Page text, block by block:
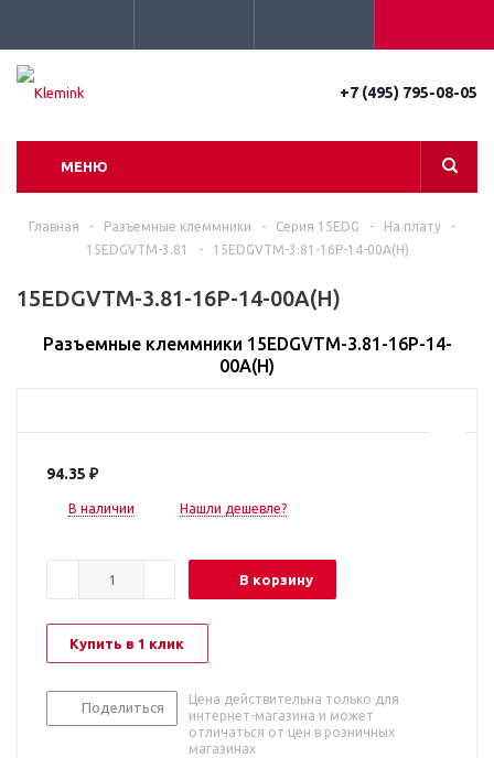
+7 (495) 795-08-05
МЕНЮ
Главная - Разъемные клеммники - Серия 15EDG - На плату
-
15EDGVTM-3.81
- 15EDGVTM-3.81-16P-14-00A(H)
15EDGVTM-3.81-16P-14-00A(H)
Разъемные клеммники 15EDGVTM-3.81-16P-14-
00A(H)
94.35 ₽
В наличии Нашли дешевле?
В корзину
Купить в 1 клик
Поделиться
Цена действительна только для
интернет-магазина и может
отличаться от цен в розничных
магазинах